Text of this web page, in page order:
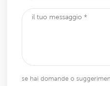
se hai domande o